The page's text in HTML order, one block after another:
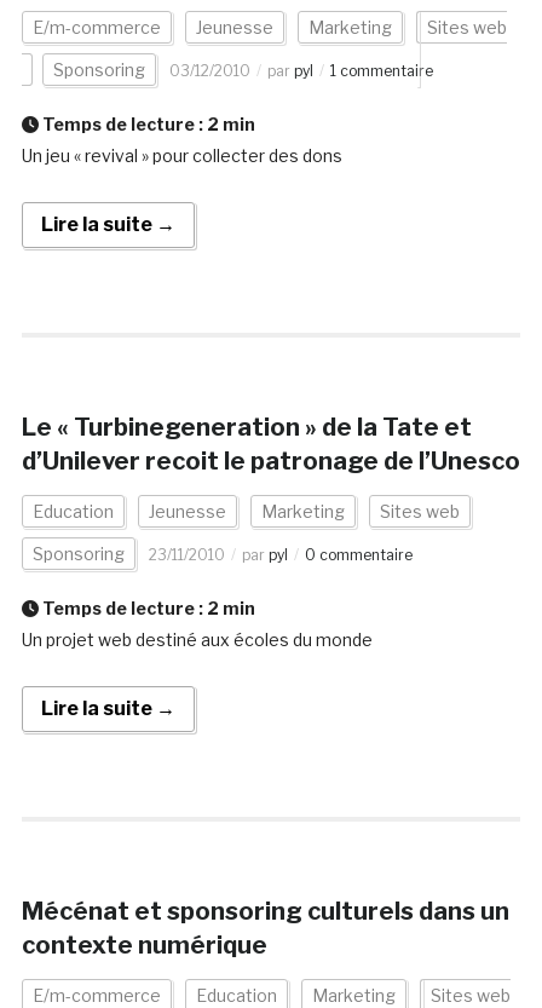
E/m-commerce Jeunesse Marketing Sites web
Sponsoring 03/12/2010 par pyl 1 commentaire
Temps de lecture : 2 min
Un jeu « revival » pour collecter des dons
Lire la suite →
Le « Turbinegeneration » de la Tate et
d’Unilever recoit le patronage de l’Unesco
Education Jeunesse Marketing Sites web
Sponsoring 23/11/2010 par pyl 0 commentaire
Temps de lecture : 2 min
Un projet web destiné aux écoles du monde
Lire la suite →
Mécénat et sponsoring culturels dans un
contexte numérique
E/m-commerce Education Marketing Sites web